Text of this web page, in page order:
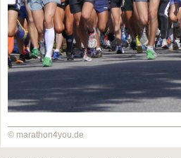
© marathon4you.de